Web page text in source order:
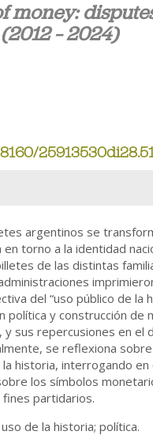
money:
– 2024)
argentinos se
torno a la identidad
de las distintas
del “uso público de la
política y construcción de
y sus repercusiones en el
se reflexiona
historia, interrogando en
los símbolos
partidarios.
de la historia; política.